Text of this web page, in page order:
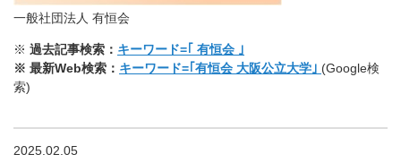
一般社団法人 有恒会
※ 過去記事検索： キーワード=｢ 有恒会 ｣
※ 最新Web検索： キーワード=｢有恒会 大阪公立大学｣ (Google検
索)
2025.02.05